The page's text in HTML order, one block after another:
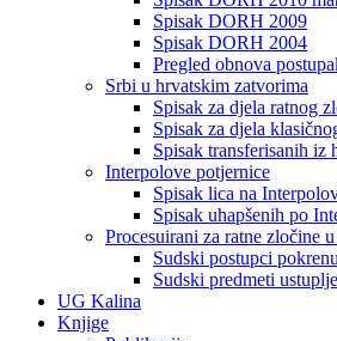
Spisak DORH 2009
Spisak DORH 2004
Pregled obnova
Srbi u hrvatskim zatvorima
Spisak za djela ratnog
Spisak za djela
Spisak transferisanih iz
Interpolove potjernice
Spisak lica na
Spisak uhapšenih po
Procesuirani za ratne zločine
Sudski postupci
Sudski predmeti
UG Kalina
Knjige